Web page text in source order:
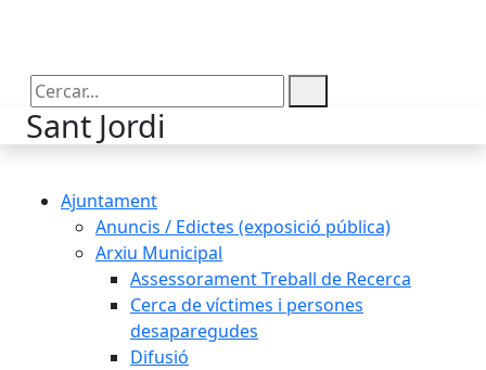
Cercar:
Sant Jordi
Ajuntament
Anuncis / Edictes (exposició pública)
Arxiu Municipal
Assessorament Treball de Recerca
Cerca de víctimes i persones
desaparegudes
Difusió